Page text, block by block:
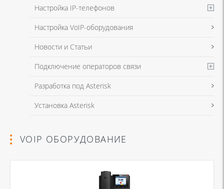
Настройка IP-телефонов
Настройка VoIP-оборудования
Новости и Статьи
Подключение операторов связи
Разработка под Asterisk
Установка Asterisk
VOIP ОБОРУДОВАНИЕ